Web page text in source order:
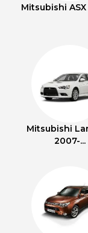
Mitsubishi ASX
Mitsubishi
2007-...